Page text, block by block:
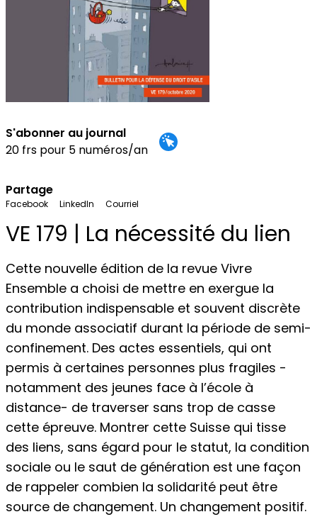
S'abonner au journal
20 frs pour 5 numéros/an
Partage
Facebook LinkedIn Courriel
VE 179 | La nécessité du lien
Cette nouvelle édition de la revue Vivre
Ensemble a choisi de mettre en exergue la
contribution indispensable et souvent discrète
du monde associatif durant la période de semi-
confinement. Des actes essentiels, qui ont
permis à certaines personnes plus fragiles -
notamment des jeunes face à l’école à
distance- de traverser sans trop de casse
cette épreuve. Montrer cette Suisse qui tisse
des liens, sans égard pour le statut, la condition
sociale ou le saut de génération est une façon
de rappeler combien la solidarité peut être
source de changement. Un changement positif.